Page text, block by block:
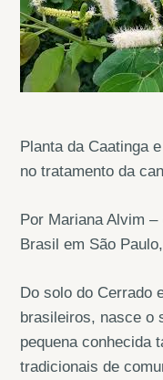
Planta da Caatinga
no tratamento da
Por Mariana Alvim
Brasil em São
Do solo do Cerrado
brasileiros, nasce o
pequena conhecida
tradicionais de